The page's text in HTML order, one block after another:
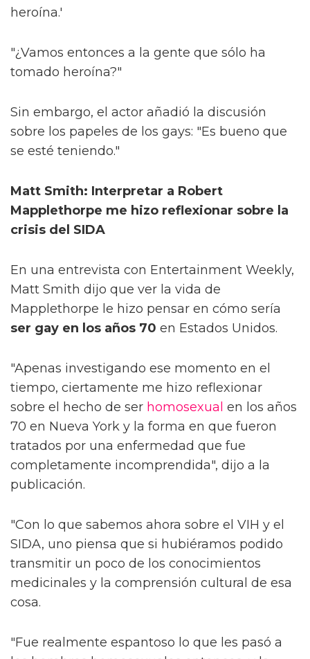
heroína.'
"¿Vamos entonces a la gente que sólo ha
tomado heroína?"
Sin embargo, el actor añadió la discusión
sobre los papeles de los gays: "Es bueno que
se esté teniendo."
Matt Smith: Interpretar a Robert
Mapplethorpe me hizo reflexionar sobre la
crisis del SIDA
En una entrevista con Entertainment Weekly,
Matt Smith dijo que ver la vida de
Mapplethorpe le hizo pensar en cómo sería
ser gay en los años 70 en Estados Unidos.
"Apenas investigando ese momento en el
tiempo, ciertamente me hizo reflexionar
sobre el hecho de ser homosexual en los años
70 en Nueva York y la forma en que fueron
tratados por una enfermedad que fue
completamente incomprendida", dijo a la
publicación.
"Con lo que sabemos ahora sobre el VIH y el
SIDA, uno piensa que si hubiéramos podido
transmitir un poco de los conocimientos
medicinales y la comprensión cultural de esa
cosa.
"Fue realmente espantoso lo que les pasó a